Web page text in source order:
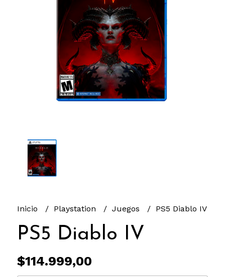
Inicio Playstation Juegos PS5 Diablo IV
PS5 Diablo IV
$114.999,00